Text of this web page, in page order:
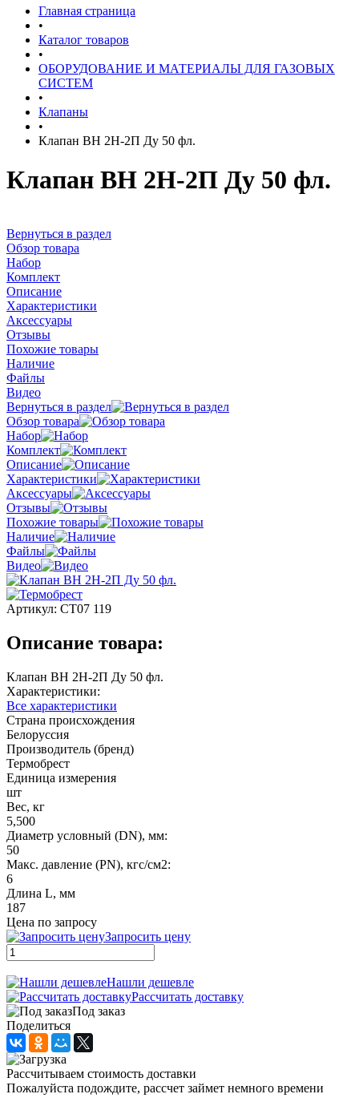
Главная страница
•
Каталог товаров
•
ОБОРУДОВАНИЕ И МАТЕРИАЛЫ ДЛЯ ГАЗОВЫХ
СИСТЕМ
•
Клапаны
•
Клапан ВН 2Н-2П Ду 50 фл.
Клапан ВН 2Н-2П Ду 50 фл.
Вернуться в раздел
Обзор товара
Набор
Комплект
Описание
Характеристики
Аксессуары
Отзывы
Похожие товары
Наличие
Файлы
Видео
Вернуться в раздел
Обзор товара
Набор
Комплект
Описание
Характеристики
Аксессуары
Отзывы
Похожие товары
Наличие
Файлы
Видео
Артикул: СТ07 119
Описание товара:
Клапан ВН 2Н-2П Ду 50 фл.
Характеристики:
Все характеристики
Страна происхождения
Белоруссия
Производитель (бренд)
Термобрест
Единица измерения
шт
Вес, кг
5,500
Диаметр условный (DN), мм:
50
Макс. давление (PN), кгс/см2:
6
Длина L, мм
187
Цена по запросу
Запросить цену
Нашли дешевле
Рассчитать доставку
Под заказ
Поделиться
Рассчитываем стоимость доставки
Пожалуйста подождите, рассчет займет немного времени